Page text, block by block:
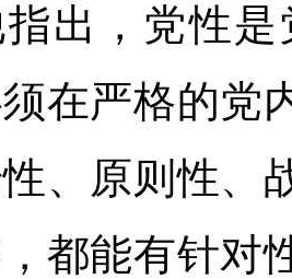
，党性是
在严格的党
、原则性、
都能有针对